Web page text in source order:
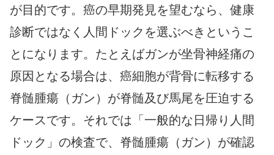
が目的です。癌の早期発見を望むなら、健康
診断ではなく人間ドックを選ぶべきというこ
とになります。たとえばガンが坐骨神経痛の
原因となる場合は、癌細胞が背骨に転移する
脊髄腫瘍（ガン）が脊髄及び馬尾を圧迫する
ケースです。それでは「一般的な日帰り人間
ドック」の検査で、脊髄腫瘍（ガン）が確認